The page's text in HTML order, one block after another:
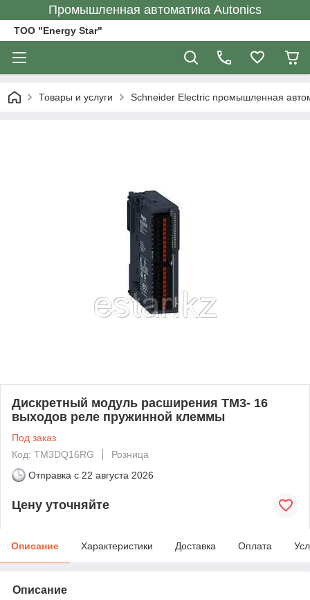
Промышленная автоматика Autonics
ТОО "Energy Star"
Товары и услуги Schneider Electric промышленная
Дискретный модуль расширения ТМ3- 16
выходов реле пружинной клеммы
Под заказ
Код: TM3DQ16RG
Розница
Отправка с 22 августа 2026
Цену уточняйте
Описание Характеристики Доставка Оплата
Описание